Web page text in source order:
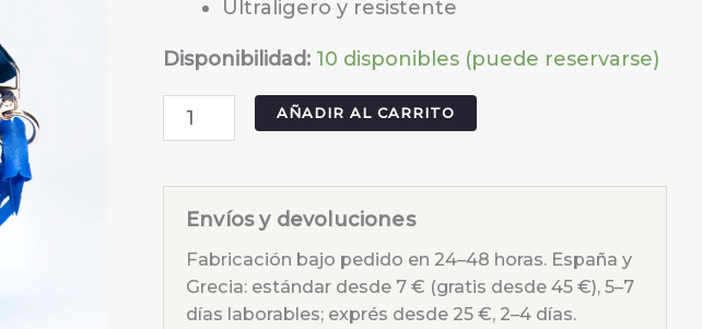
Ultraligero y resistente
Disponibilidad: 10 disponibles (puede reservarse)
Bolso
impreso
Azul
cantidad
AÑADIR AL CARRITO
Envíos y devoluciones
Fabricación bajo pedido en 24–48 horas. España y
Grecia: estándar desde 7 € (gratis desde 45 €), 5–7
días laborables; exprés desde 25 €, 2–4 días.